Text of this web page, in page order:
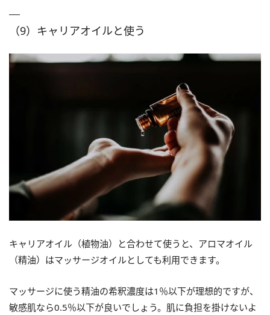
（9）キャリアオイルと使う
キャリアオイル（植物油）と合わせて使うと、アロマオイル
（精油）はマッサージオイルとしても利用できます。
マッサージに使う精油の希釈濃度は1％以下が理想的ですが、
敏感肌なら0.5％以下が良いでしょう。肌に負担を掛けないよ